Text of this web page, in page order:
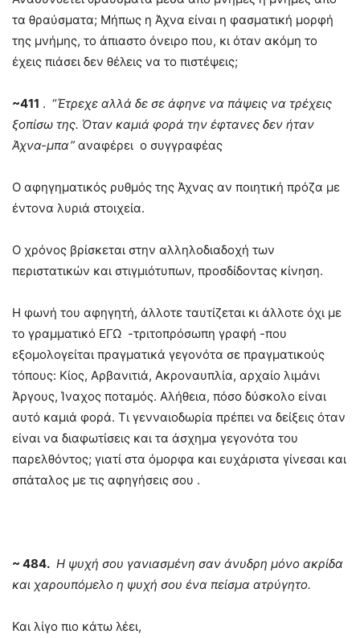
τα θραύσματα; Μήπως η Άχνα είναι η φασματική μορφή
της μνήμης, το άπιαστο όνειρο που, κι όταν ακόμη το
έχεις πιάσει δεν θέλεις να το πιστέψεις;
~411 . “Έτρεχε αλλά δε σε άφηνε να πάψεις να τρέχεις
ξοπίσω της. Όταν καμιά φορά την έφτανες δεν ήταν
Άχνα-μπα” αναφέρει ο συγγραφέας
Ο αφηγηματικός ρυθμός της Άχνας αν ποιητική πρόζα με
έντονα λυριά στοιχεία.
Ο χρόνος βρίσκεται στην αλληλοδιαδοχή των
περιστατικών και στιγμιότυπων, προσδίδοντας κίνηση.
H φωνή του αφηγητή, άλλοτε ταυτίζεται κι άλλοτε όχι με
το γραμματικό ΕΓΩ -τριτοπρόσωπη γραφή -που
εξομολογείται πραγματικά γεγονότα σε πραγματικούς
τόπους: Κίος, Αρβανιτιά, Ακροναυπλία, αρχαίο λιμάνι
Άργους, Ίναχος ποταμός. Αλήθεια, πόσο δύσκολο είναι
αυτό καμιά φορά. Τι γενναιοδωρία πρέπει να δείξεις όταν
είναι να διαφωτίσεις και τα άσχημα γεγονότα του
παρελθόντος; γιατί στα όμορφα και ευχάριστα γίνεσαι και
σπάταλος με τις αφηγήσεις σου .
~ 484. Η ψυχή σου γανιασμένη σαν άνυδρη μόνο ακρίδα
και χαρουπόμελο η ψυχή σου ένα πείσμα ατρύγητο.
Και λίγο πιο κάτω λέει,